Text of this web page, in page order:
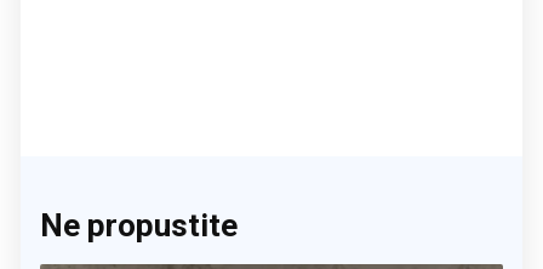
Ne propustite